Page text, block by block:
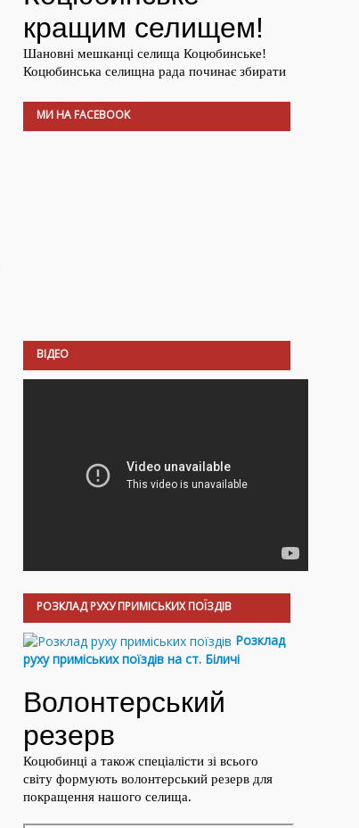
МИ НА FACEBOOK
ВІДЕО
РОЗКЛАД РУХУ ПРИМІСЬКИХ ПОЇЗДІВ
Розклад
руху приміських поїздів на ст. Біличі